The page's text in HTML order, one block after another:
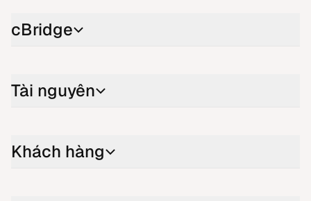
cBridge
Tài nguyên
Khách hàng